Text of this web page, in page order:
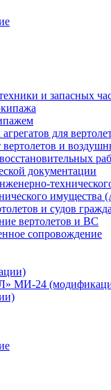
и запасных
для
и
документации
имущества
и судов
вертолетов и ВС
сопровождение
МИ-24